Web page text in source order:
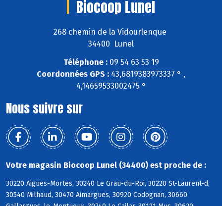
Biocoop Lunel
268 chemin de la Vidourlenque
34400 Lunel
Téléphone :09 54 63 53 19
Coordonnées GPS : 43,6819383973337 ° ,
4,14659533002475 °
Nous suivre sur
Votre magasin Biocoop Lunel (34400) est proche de :
30220 Aigues-Mortes, 30240 Le Grau-du-Roi, 30220 St-Laurent-d,
30540 Milhaud, 30470 Aimargues, 30920 Codognan, 30660